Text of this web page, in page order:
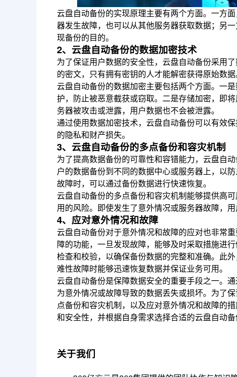
云盘自动备份的实现原理主要有两个方面。一方
器发生故障，也可以从其他服务器获取数据；另
现备份的目的。
2、云盘自动备份的数据加密技术
为了保证用户数据的安全性，云盘自动备份采用
的密文，只有拥有密钥的人才能解密获得原始数据
云盘自动备份的数据加密主要包括两个方面。一
护，防止被恶意截获或窃取。二是存储加密，即
务器被攻击或泄露，用户数据也不会被泄露。
通过使用数据加密技术，云盘自动备份可以有效
的隐私和财产损失。
3、云盘自动备份的多点备份和容灾机制
为了提高数据备份的可靠性和容错能力，云盘自
户的数据备份到不同的数据中心或服务器上，以
故障时，可以通过备份数据进行快速恢复。
云盘自动备份的多点备份和容灾机制能够提供高
用的风险。即使发生了意外情况或服务器故障，
4、应对意外情况和故障
云盘自动备份对于意外情况和故障的应对也非常
障的功能，一旦发现故障，能够及时采取措施进
检查和校验，以确保备份数据的完整和准确。此
难性故障时能够迅速恢复数据并保证业务可用。
云盘自动备份是保障数据安全的重要手段之一。
为意外情况或故障导致的数据丢失或损坏。为了
点备份和容灾机制，以及应对意外情况和故障的
和安全性，并根据自身需求选择合适的云盘自动备
关于我们